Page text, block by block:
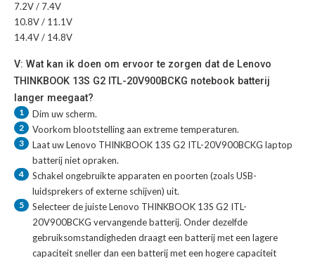
7.2V / 7.4V
10.8V / 11.1V
14.4V / 14.8V
V: Wat kan ik doen om ervoor te zorgen dat de Lenovo
THINKBOOK 13S G2 ITL-20V900BCKG notebook batterij
langer meegaat?
1 Dim uw scherm.
2 Voorkom blootstelling aan extreme temperaturen.
3 Laat uwLenovo THINKBOOK 13S G2 ITL-20V900BCKG laptop
batterijniet opraken.
4
Schakel ongebruikte apparaten en poorten (zoals USB-
luidsprekers of externe schijven) uit.
5 Selecteer de juisteLenovo THINKBOOK 13S G2 ITL-
20V900BCKG vervangende batterij. Onder dezelfde
gebruiksomstandigheden draagt een batterij met een lagere
capaciteit sneller dan een batterij met een hogere capaciteit